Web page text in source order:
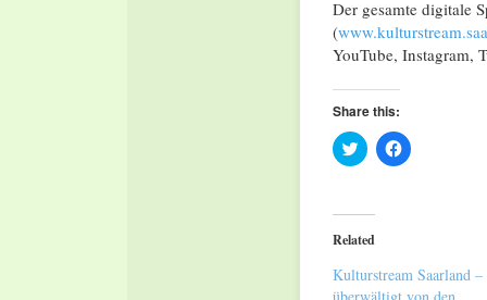
Der gesamte digitale
(
YouTube, Instagram,
Share this:
Click
to
(Opens
in
new
Click
to
Related
Kulturstream Saarland –